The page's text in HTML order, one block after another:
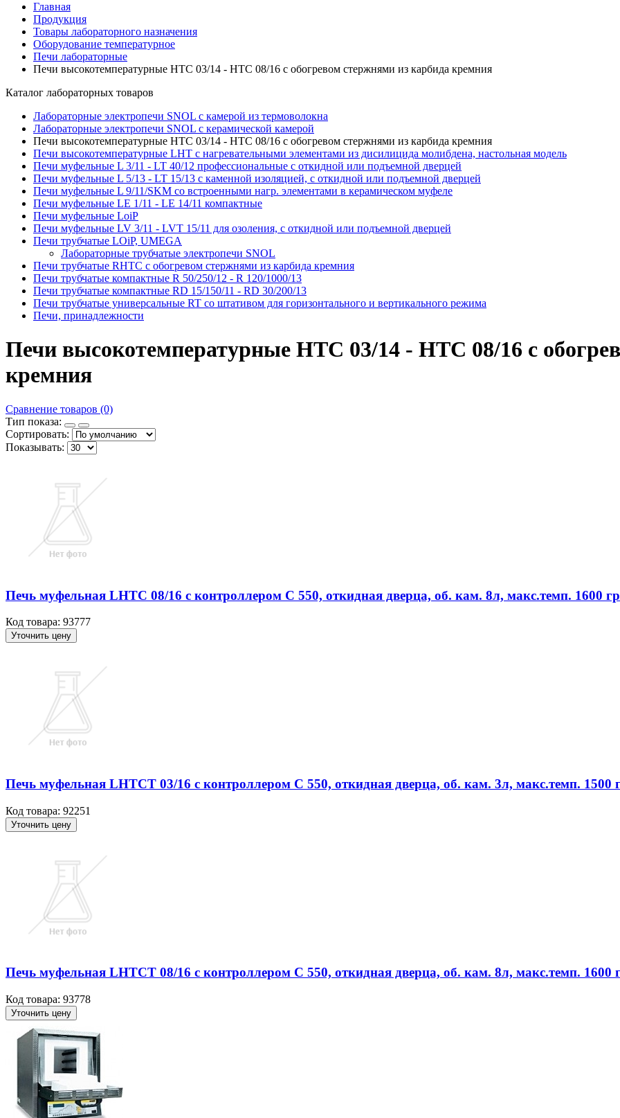
Главная
Продукция
Товары лабораторного назначения
Оборудование температурное
Печи лабораторные
Печи высокотемпературные HTC 03/14 - HTC 08/16 с обогревом стержнями из карбида кремния
Каталог лабораторных товаров
Лабораторные электропечи SNOL с камерой из термоволокна
Лабораторные электропечи SNOL с керамической камерой
Печи высокотемпературные HTC 03/14 - HTC 08/16 с обогревом стержнями из карбида кремния
Печи высокотемпературные LHT с нагревательными элементами из дисилицида молибдена, настольная модель
Печи муфельные L 3/11 - LT 40/12 профессиональные с откидной или подъемной дверцей
Печи муфельные L 5/13 - LT 15/13 с каменной изоляцией, с откидной или подъемной дверцей
Печи муфельные L 9/11/SKM со встроенными нагр. элементами в керамическом муфеле
Печи муфельные LE 1/11 - LE 14/11 компактные
Печи муфельные LoiP
Печи муфельные LV 3/11 - LVT 15/11 для озоления, с откидной или подъемной дверцей
Печи трубчатые LOiP, UMEGA
Лабораторные трубчатые электропечи SNOL
Печи трубчатые RHTC с обогревом стержнями из карбида кремния
Печи трубчатые компактные R 50/250/12 - R 120/1000/13
Печи трубчатые компактные RD 15/150/11 - RD 30/200/13
Печи трубчатые универсальные RT со штативом для горизонтального и вертикального режима
Печи, принадлежности
Печи высокотемпературные HTC 03/14 - HTC 08/16 с
кремния
Сравнение товаров (0)
Тип показа:
Сортировать:
Показывать:
Печь муфельная LHTC 08/16 с контроллером C 550, откидная дверца, об. кам. 8л, макс.темп. 1600
Код товара: 93777
Уточнить цену
Печь муфельная LHTCT 03/16 с контроллером С 550, откидная дверца, об. кам. 3л, макс.темп. 1500
Код товара: 92251
Уточнить цену
Печь муфельная LHTCT 08/16 с контроллером С 550, откидная дверца, об. кам. 8л, макс.темп. 1600
Код товара: 93778
Уточнить цену